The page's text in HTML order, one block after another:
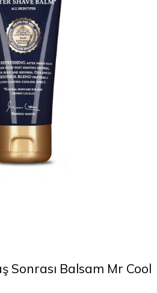
Sonrası Balsam Mr Cool